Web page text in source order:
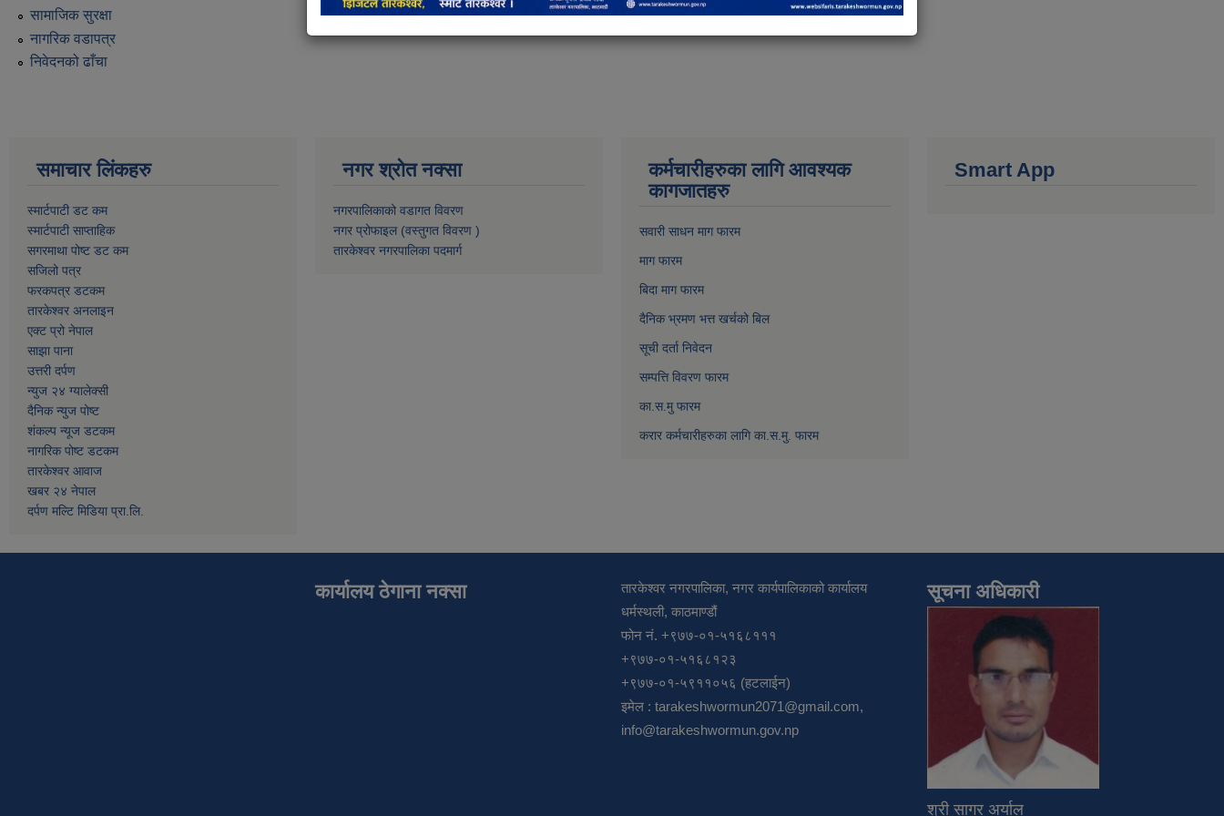
सामाजिक सुरक्षा
नागरिक वडापत्र
निवेदनको ढाँचा
समाचार लिंकहरु
स्मार्टपाटी डट कम
स्मार्टपाटी साप्ताहिक
सगरमाथा पोष्ट डट कम
सजिलो पत्र
फरकपत्र डटकम
तारकेश्वर अनलाइन
एक्ट प्रो नेपाल
साझा पाना
उत्तरी दर्पण
न्युज २४ ग्यालेक्सी
दैनिक न्युज पोष्ट
शंकल्प न्यूज डटकम
नागरिक पोष्ट डटकम
तारकेश्वर आवाज
खबर २४ नेपाल
दर्पण मल्टि मिडिया प्रा.लि.
नगर श्रोत नक्सा
नगरपालिकाको वडागत विवरण
नगर प्रोफाइल (वस्तुगत विवरण )
तारकेश्वर नगरपालिका पदमार्ग
कर्मचारीहरुका लागि आवश्यक
कागजातहरु
सवारी साधन माग फारम
माग फारम
बिदा माग फारम
दैनिक भ्रमण भत्त खर्चको बिल
सूची दर्ता निवेदन
सम्पत्ति विवरण फारम
का.स.मु फारम
करार कर्मचारीहरुका लागि का.स.मु. फारम
Smart App
कार्यालय ठेगाना नक्सा
तारकेश्वर नगरपालिका, नगर कार्यपालिकाको कार्यालय
धर्मस्थली, काठमाण्डौं
फोन नं. +९७७-०१-५१६८१११
+९७७-०१-५१६८१२३
+९७७-०१-५९११०५६ (हटलाईन)
इमेल : tarakeshwormun2071@gmail.com,
info@tarakeshwormun.gov.np
सूचना अधिकारी
श्री सागर अर्याल